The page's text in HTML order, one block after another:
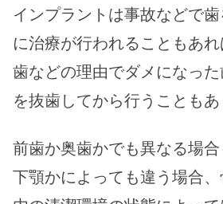
インプラントは事故などで
に治療が行われることもあ
歯などの理由でダメになっ
を抜歯してから行うこともあ
前歯か奥歯かでも異なる場
下顎かによっても違う場合